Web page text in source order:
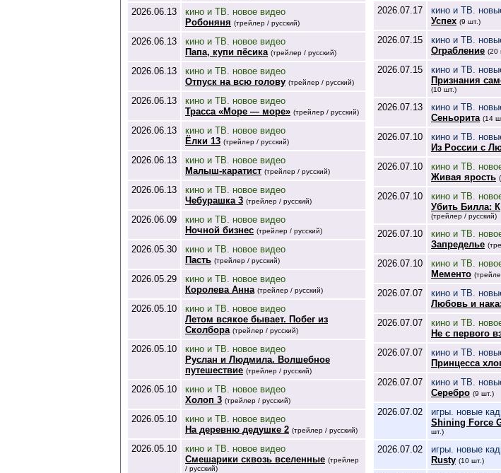
2026.06.13
кино и ТВ. новое видео
Робоняня (трейлер / русский)
2026.06.13
кино и ТВ. новое видео
Папа, купи пёсика (трейлер / русский)
2026.06.13
кино и ТВ. новое видео
Отпуск на всю голову (трейлер / русский)
2026.06.13
кино и ТВ. новое видео
Трасса «Море — море» (трейлер / русский)
2026.06.13
кино и ТВ. новое видео
Ёлки 13 (трейлер / русский)
2026.06.13
кино и ТВ. новое видео
Малыш-каратист (трейлер / русский)
2026.06.13
кино и ТВ. новое видео
Чебурашка 3 (трейлер / русский)
2026.06.09
кино и ТВ. новое видео
Ночной бизнес (трейлер / русский)
2026.05.30
кино и ТВ. новое видео
Пасть (трейлер / русский)
2026.05.29
кино и ТВ. новое видео
Королева Анна (трейлер / русский)
2026.05.10
кино и ТВ. новое видео
Летом всякое бывает. Побег из
Сколбора (трейлер / русский)
2026.05.10
кино и ТВ. новое видео
Руслан и Людмила. Волшебное
путешествие (трейлер / русский)
2026.05.10
кино и ТВ. новое видео
Холоп 3 (трейлер / русский)
2026.05.10
кино и ТВ. новое видео
На деревню дедушке 2 (трейлер / русский)
2026.05.10
кино и ТВ. новое видео
Смешарики сквозь вселенные (трейлер
/ русский)
2026.07.17
кино и ТВ.
Успех (9 шт.)
2026.07.15
кино и ТВ.
Ограбление (20
2026.07.15
кино и ТВ.
Признания
(10 шт.)
2026.07.13
кино и ТВ.
Сеньорита (14
2026.07.10
кино и ТВ.
Из России с
2026.07.10
кино и ТВ.
Живая ярость
2026.07.10
кино и ТВ.
Убить Билла:
(трейлер / русский)
2026.07.10
кино и ТВ.
Запределье
2026.07.10
кино и ТВ.
Мементо
2026.07.07
кино и ТВ.
Любовь и
2026.07.07
кино и ТВ.
Не с первого
2026.07.07
кино и ТВ.
Принцесса
2026.07.07
кино и ТВ.
Серебро (9 шт.)
2026.07.02
игры. новые
Shining Force
шт.)
2026.07.02
игры. новые
Rusty (10 шт.)